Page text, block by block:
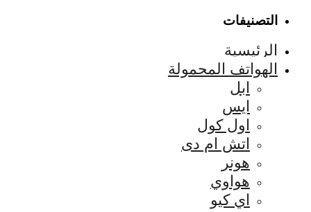
التصنيفات
الرئيسية
الهواتف المحمولة
ابل
ايس
اول كول
اتش ام دى
هونر
هواوي
اي كيو